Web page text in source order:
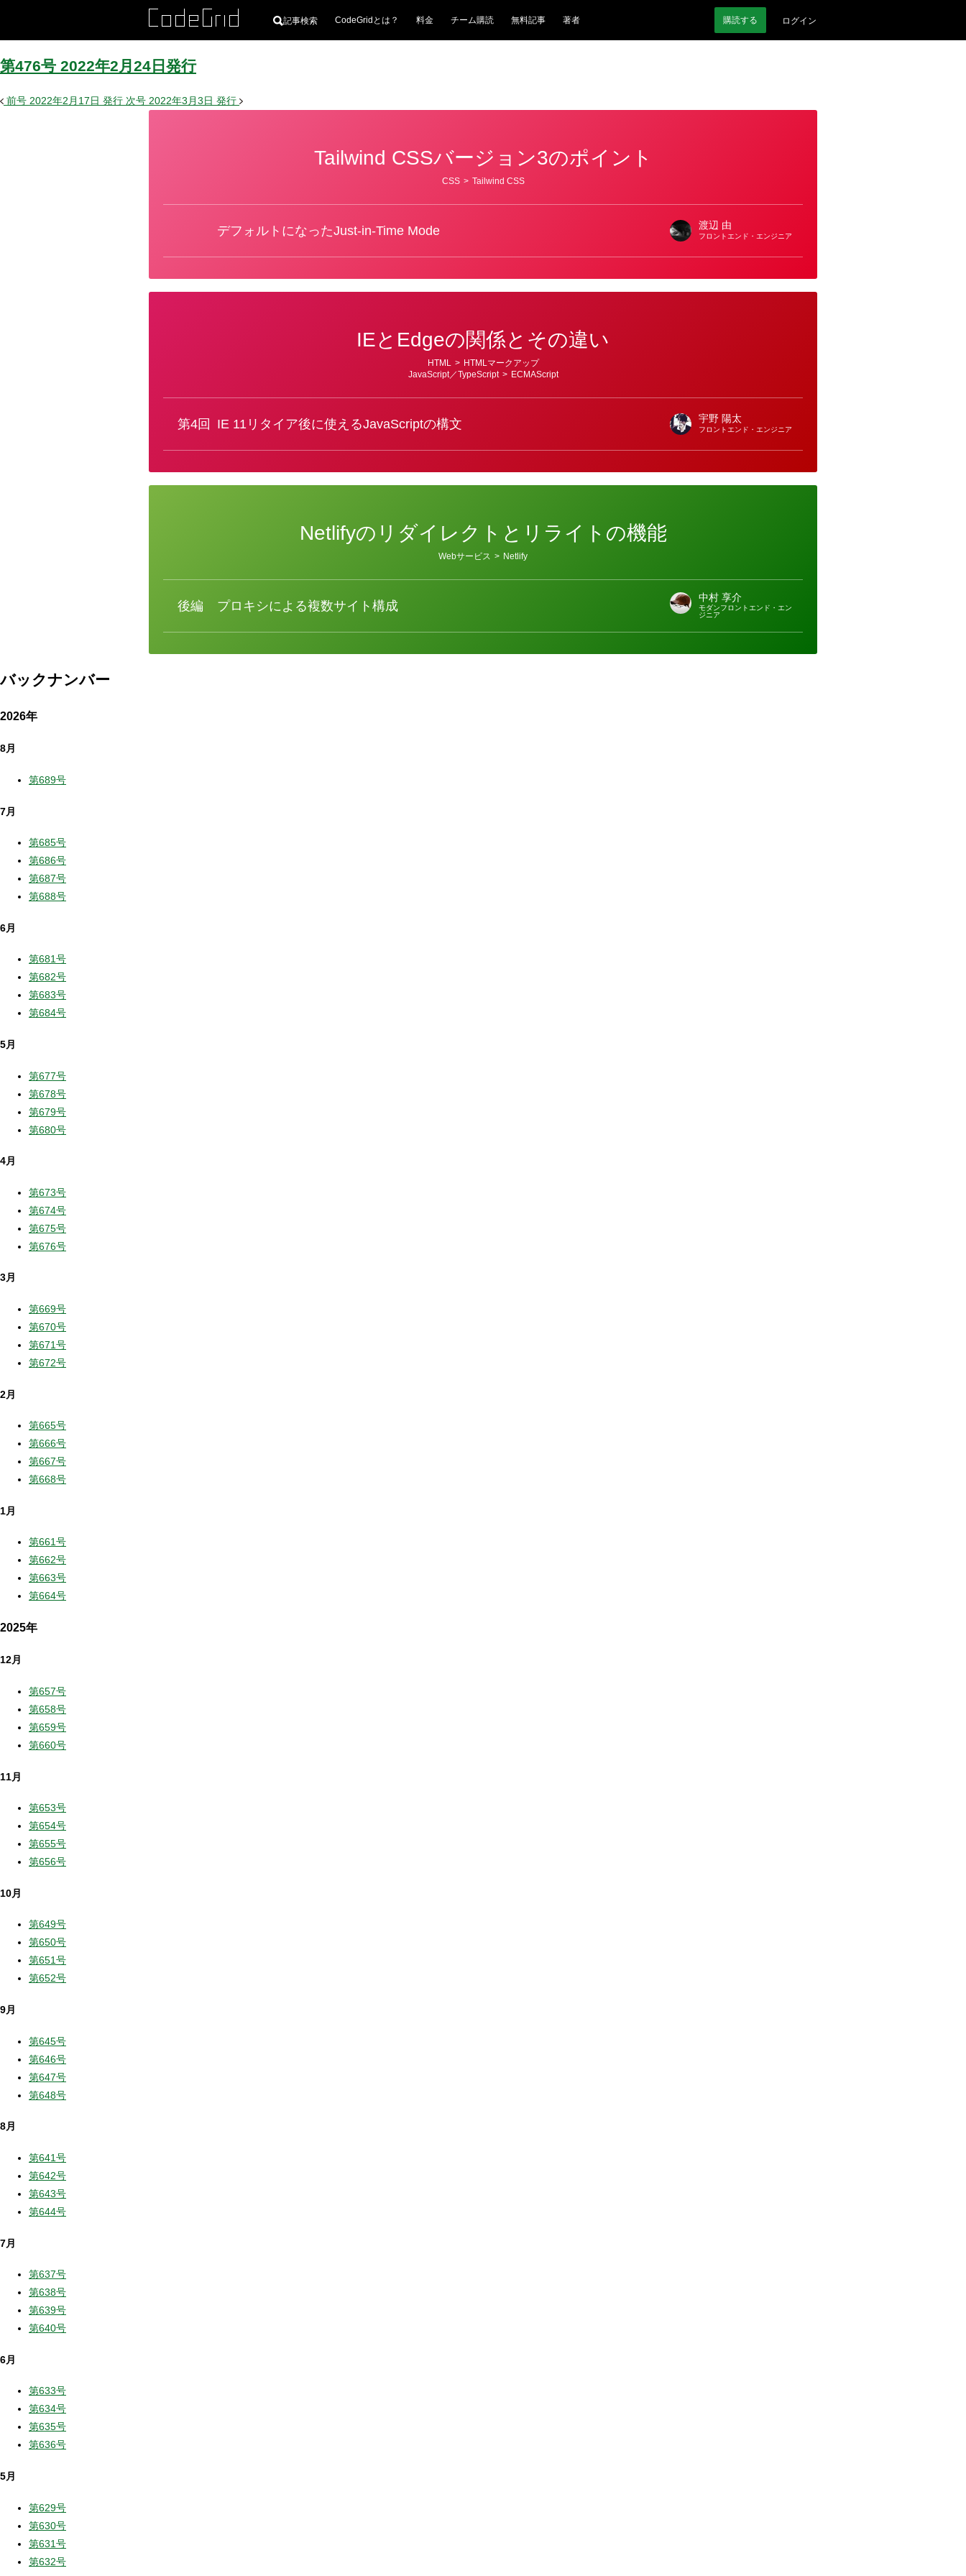
記事検索 CodeGridとは？ 料金 チーム購読 無料記事 著者 購読する ログイン
第476号 2022年2 月 24 日 発行
前号 2022年2月17日 発行 次号 2022年3月3日 発行
Tailwind CSSバージョン3のポイント
CSS > Tailwind CSS
デフォルトになったJust-in-Time Mode 渡辺 由
フロントエンド・エンジニア
IEとEdgeの関係とその違い
HTML > HTMLマークアップ
JavaScript／TypeScript > ECMAScript
第4回 IE 11リタイア後に使えるJavaScriptの構文 宇野 陽太
フロントエンド・エンジニア
Netlifyのリダイレクトとリライトの機能
Webサービス > Netlify
後編 プロキシによる複数サイト構成
中村 享介
モダンフロントエンド・エン
ジニア
バックナンバー
2026年
8月
第689号
7月
第685号
第686号
第687号
第688号
6月
第681号
第682号
第683号
第684号
5月
第677号
第678号
第679号
第680号
4月
第673号
第674号
第675号
第676号
3月
第669号
第670号
第671号
第672号
2月
第665号
第666号
第667号
第668号
1月
第661号
第662号
第663号
第664号
2025年
12月
第657号
第658号
第659号
第660号
11月
第653号
第654号
第655号
第656号
10月
第649号
第650号
第651号
第652号
9月
第645号
第646号
第647号
第648号
8月
第641号
第642号
第643号
第644号
7月
第637号
第638号
第639号
第640号
6月
第633号
第634号
第635号
第636号
5月
第629号
第630号
第631号
第632号